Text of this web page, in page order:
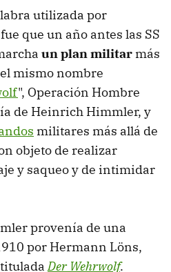
utilizada por
que un año antes las SS
un plan militar más
mismo nombre
", Operación Hombre
de Heinrich Himmler, y
militares más allá de
objeto de realizar
y saqueo y de intimidar
provenía de una
por Hermann Löns,
tituladaDer Wehrwolf.